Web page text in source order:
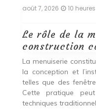
août 7, 2026 10 heures
Le rôle de la
construction
La menuiserie
la conception et
telles que des
Cette pratique
techniques